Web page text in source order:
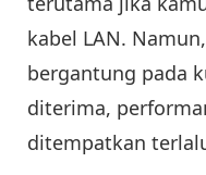
kabel LAN.
bergantung pada
diterima,
ditempatkan